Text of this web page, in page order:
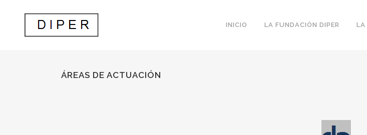
INICIO LA FUNDACIÓN DIPER LA
ÁREAS DE ACTUACIÓN